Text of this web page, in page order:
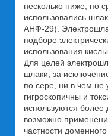
несколько ниже, по
использовались
АНФ-29).
подборе
использования
Для целей
шлаки, за
по сере, ни в чем
гигроскопичны и
используются
возможно
частности